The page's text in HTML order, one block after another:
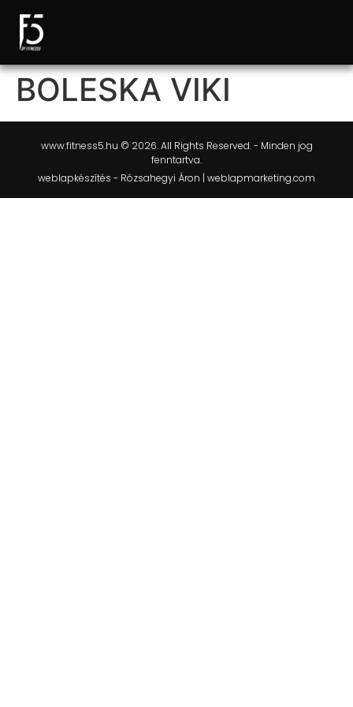
BOLESKA VIKI
www.fitness5.hu © 2026. All Rights Reserved. - Minden jog
fenntartva.
weblapkészítés - Rózsahegyi Áron | weblapmarketing.com